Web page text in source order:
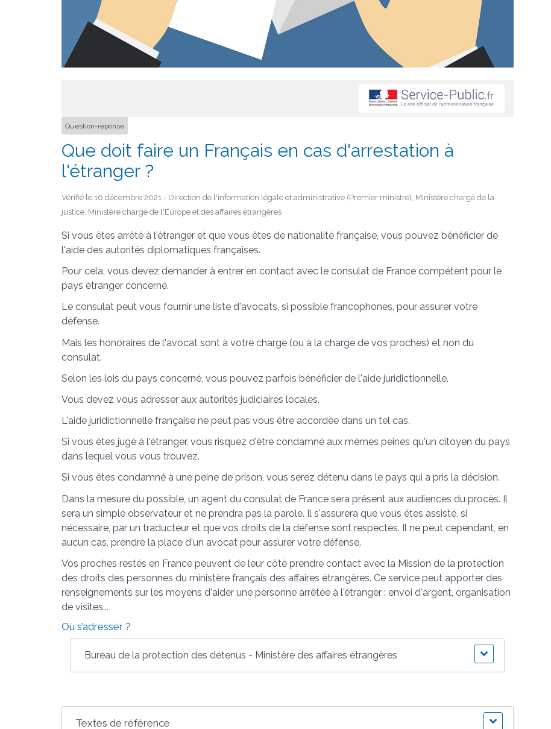
Question-réponse
Que doit faire un Français en cas d'arrestation à
l'étranger ?
Vérifié le 16 décembre 2021 - Direction de l'information légale et administrative (Premier ministre), Ministère chargé de la
justice, Ministère chargé de l'Europe et des affaires étrangères
Si vous êtes arrêté à l'étranger et que vous êtes de nationalité française, vous pouvez bénéficier de
l'aide des autorités diplomatiques françaises.
Pour cela, vous devez demander à entrer en contact avec le consulat de France compétent pour le
pays étranger concerné.
Le consulat peut vous fournir une liste d'avocats, si possible francophones, pour assurer votre
défense.
Mais les honoraires de l'avocat sont à votre charge (ou à la charge de vos proches) et non du
consulat.
Selon les lois du pays concerné, vous pouvez parfois bénéficier de l'aide juridictionnelle.
Vous devez vous adresser aux autorités judiciaires locales.
L'aide juridictionnelle française ne peut pas vous être accordée dans un tel cas.
Si vous êtes jugé à l'étranger, vous risquez d'être condamné aux mêmes peines qu'un citoyen du pays
dans lequel vous vous trouvez.
Si vous êtes condamné à une peine de prison, vous serez détenu dans le pays qui a pris la décision.
Dans la mesure du possible, un agent du consulat de France sera présent aux audiences du procès. Il
sera un simple observateur et ne prendra pas la parole. Il s'assurera que vous êtes assisté, si
nécessaire, par un traducteur et que vos droits de la défense sont respectés. Il ne peut cependant, en
aucun cas, prendre la place d'un avocat pour assurer votre défense.
Vos proches restés en France peuvent de leur côté prendre contact avec la Mission de la protection
des droits des personnes du ministère français des affaires étrangères. Ce service peut apporter des
renseignements sur les moyens d'aider une personne arrêtée à l'étranger : envoi d'argent, organisation
de visites...
Où s’adresser ?
Bureau de la protection des détenus - Ministère des affaires étrangères
Textes de référence